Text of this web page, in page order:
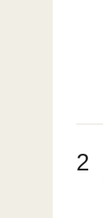
2